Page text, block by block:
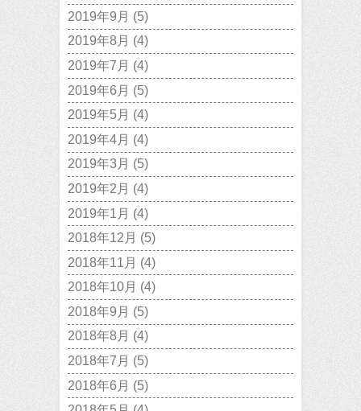
2019年9月 (5)
2019年8月 (4)
2019年7月 (4)
2019年6月 (5)
2019年5月 (4)
2019年4月 (4)
2019年3月 (5)
2019年2月 (4)
2019年1月 (4)
2018年12月 (5)
2018年11月 (4)
2018年10月 (4)
2018年9月 (5)
2018年8月 (4)
2018年7月 (5)
2018年6月 (5)